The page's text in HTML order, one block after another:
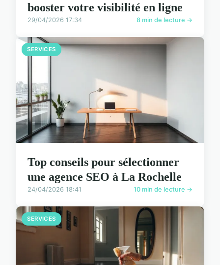
booster votre visibilité en ligne
29/04/2026 17:34 8 min de lecture →
SERVICES
Top conseils pour sélectionner
une agence SEO à La Rochelle
24/04/2026 18:41 10 min de lecture →
SERVICES